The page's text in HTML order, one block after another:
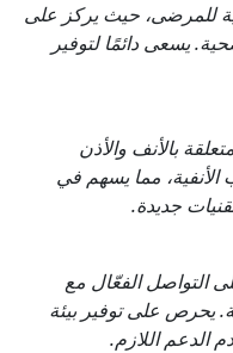
للمرضى، حيث يركز على
يسعى دائمًا لتوفير
بالأنف والأذن
الأنفية، مما يسهم في
جديدة.
التواصل الفعّال مع
يحرص على توفير بيئة
الدعم اللازم.